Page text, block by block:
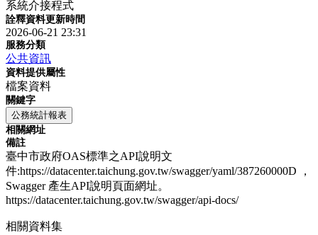
系統介接程式
詮釋資料更新時間
2026-06-21 23:31
服務分類
公共資訊
資料提供屬性
檔案資料
關鍵字
公務統計報表
相關網址
備註
臺中市政府OAS標準之API說明文
件:https://datacenter.taichung.gov.tw/swagger/yaml/387260000D ，
Swagger 產生API說明頁面網址。
https://datacenter.taichung.gov.tw/swagger/api-docs/
相關資料集